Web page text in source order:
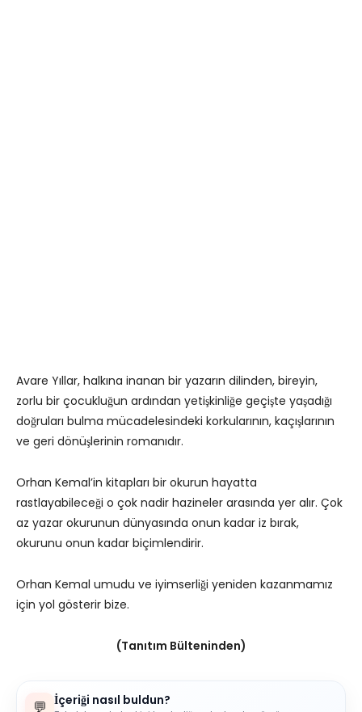
Avare Yıllar, halkına inanan bir yazarın dilinden, bireyin,
zorlu bir çocukluğun ardından yetişkinliğe geçişte yaşadığı
doğruları bulma mücadelesindeki korkularının, kaçışlarının
ve geri dönüşlerinin romanıdır.
Orhan Kemal’in kitapları bir okurun hayatta
rastlayabileceği o çok nadir hazineler arasında yer alır. Çok
az yazar okurunun dünyasında onun kadar iz bırak,
okurunu onun kadar biçimlendirir.
Orhan Kemal umudu ve iyimserliği yeniden kazanmamız
için yol gösterir bize.
(Tanıtım Bülteninden)
💬 İçeriği nasıl buldun?